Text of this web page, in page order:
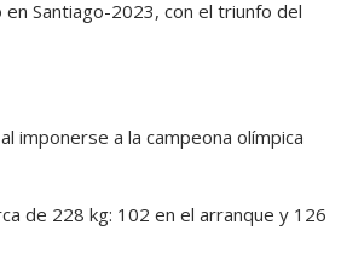
Santiago-2023, con el triunfo del
imponerse a la campeona olímpica
de 228 kg: 102 en el arranque y 126